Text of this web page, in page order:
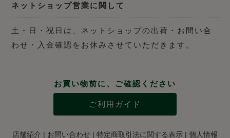
ネットショップ営業に関して
土・日・祝日は、ネットショップの出荷・お問い合
わせ・入金確認をお休みさせていただきます。
お買い物前に、ご確認ください
ご利用ガイド
店舗紹介 お問い合わせ 特定商取引法に関する表示
個人情報